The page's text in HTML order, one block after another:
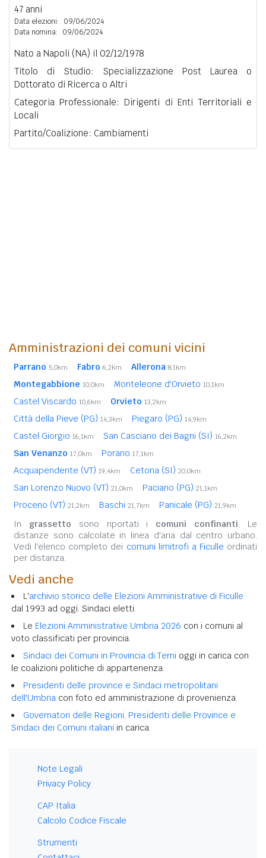
47 anni
Data elezioni:
09/06/2024
Data nomina:
09/06/2024
Nato a Napoli (NA) il 02/12/1978
Titolo di Studio: Specializzazione Post Laurea o
Dottorato di Ricerca o Altri
Categoria Professionale: Dirigenti di Enti Territoriali e
Locali
Partito/Coalizione: Cambiamenti
Amministrazioni dei comuni vicini
Parrano 5,0km Fabro 6,2km Allerona 8,1km
Montegabbione 10,0km Monteleone d'Orvieto 10,1km
Castel Viscardo 10,6km Orvieto 13,2km
Città della Pieve (PG) 14,3km Piegaro (PG) 14,9km
Castel Giorgio 16,1km San Casciano dei Bagni (SI) 16,2km
San Venanzo 17,0km Porano 17,1km
Acquapendente (VT) 19,4km Cetona (SI) 20,0km
San Lorenzo Nuovo (VT) 21,0km Paciano (PG) 21,1km
Proceno (VT) 21,2km Baschi 21,7km Panicale (PG) 21,9km
In grassetto sono riportati i comuni confinanti. Le
distanze sono calcolate in linea d'aria dal centro urbano.
Vedi l'elenco completo dei comuni limitrofi a Ficulle ordinati
per distanza.
Vedi anche
L'archivio storico delle Elezioni Amministrative di Ficulle
dal 1993 ad oggi. Sindaci eletti.
Le Elezioni Amministrative Umbria 2026 con i comuni al
voto classificati per provincia.
Sindaci dei Comuni in Provincia di Terni oggi in carica con
le coalizioni politiche di appartenenza.
Presidenti delle province e Sindaci metropolitani
dell'Umbria con foto ed amministrazione di provenienza.
Governatori delle Regioni, Presidenti delle Province e
Sindaci dei Comuni italiani in carica.
Note Legali
Privacy Policy
CAP Italia
Calcolo Codice Fiscale
Strumenti